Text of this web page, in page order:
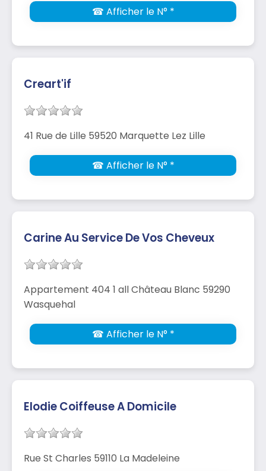
☎ Afficher le N° *
Creart'if
41 Rue de Lille 59520 Marquette Lez Lille
☎ Afficher le N° *
Carine Au Service De Vos Cheveux
Appartement 404 1 all Château Blanc 59290
Wasquehal
☎ Afficher le N° *
Elodie Coiffeuse A Domicile
Rue St Charles 59110 La Madeleine